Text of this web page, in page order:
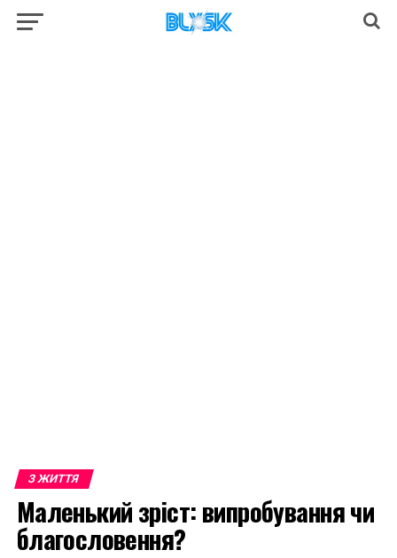
З ЖИТТЯ
Маленький зріст: випробування чи
благословення?